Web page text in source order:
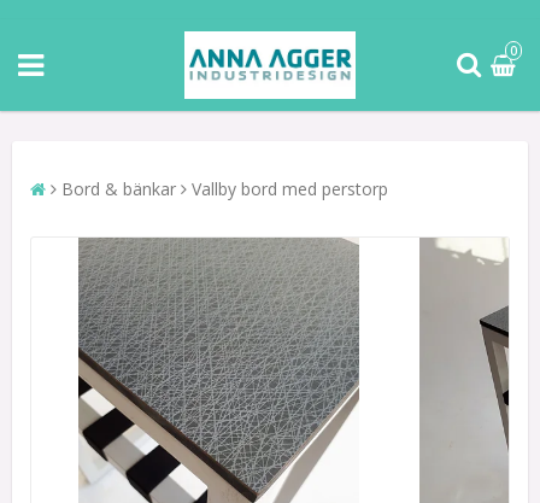
0
Bord & bänkar Vallby bord med perstorp